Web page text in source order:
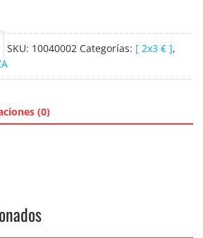
SKU: 10040002 Categorías: [ 2x3 € ],
(0)